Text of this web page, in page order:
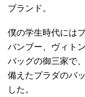
ブランド。
僕の学生時代には
バンブー、ヴィト
バッグの御三家で
備えたプラダのバ
した。